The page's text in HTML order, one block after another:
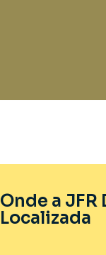
Onde a
Localizada